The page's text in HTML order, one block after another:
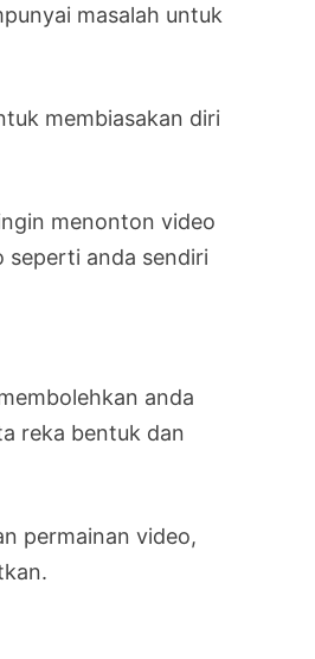
masalah untuk
membiasakan diri
menonton video
seperti anda sendiri
anda
reka bentuk dan
permainan video,